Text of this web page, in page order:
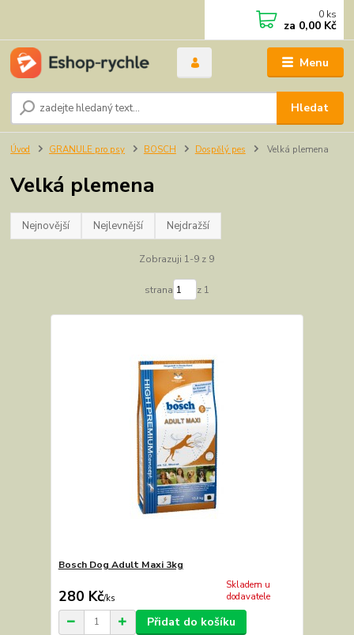
Menu
Hledat
0 ks
za 0,00 Kč
Úvod GRANULE pro psy BOSCH Dospělý pes Velká plemena
Velká plemena
Nejnovější Nejlevnější Nejdražší
Zobrazuji 1-9 z 9
strana z 1
Bosch Dog Adult Maxi 3kg
280 Kč/ks
Skladem u
dodavatele
Přidat do košíku